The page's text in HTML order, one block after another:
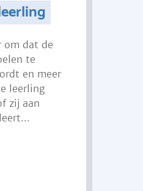
om dat de
te
en meer
leerling
zij aan